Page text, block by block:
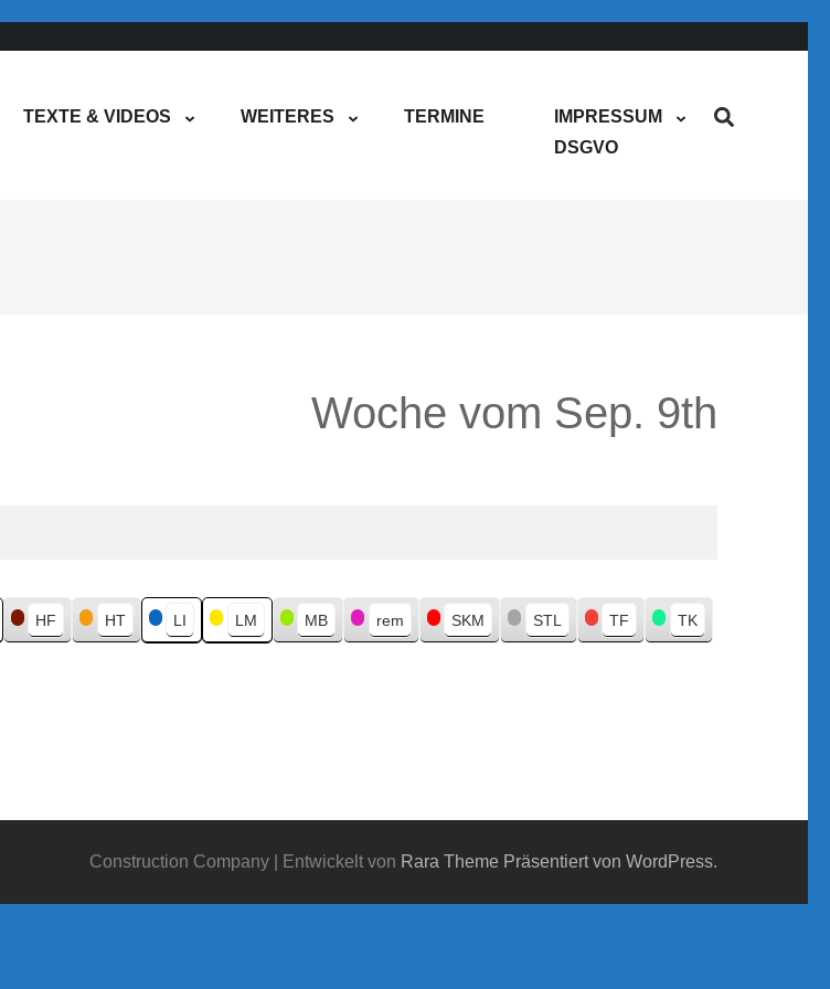
TEXTE & VIDEOS WEITERES TERMINE
IMPRESSUM
DSGVO
Woche vom Sep. 9th
HF HT LI LM MB rem SKM STL TF TK
Construction Company | Entwickelt von Rara Theme Präsentiert von WordPress.